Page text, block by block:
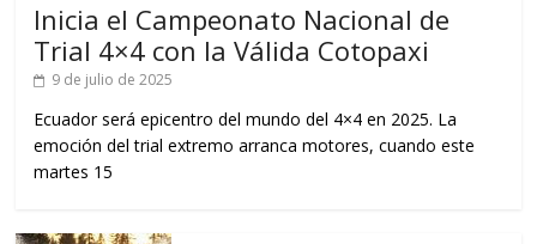
Inicia el Campeonato Nacional de
Trial 4×4 con la Válida Cotopaxi
9 de julio de 2025
Ecuador será epicentro del mundo del 4×4 en 2025. La
emoción del trial extremo arranca motores, cuando este
martes 15